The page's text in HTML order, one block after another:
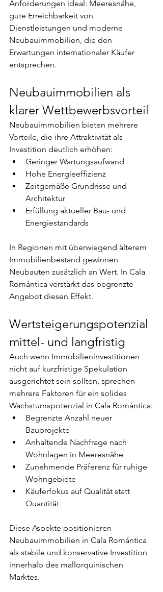
Anforderungen ideal: Meeresnähe,
gute Erreichbarkeit von
Dienstleistungen und moderne
Neubauimmobilien, die den
Erwartungen internationaler Käufer
entsprechen.
Neubauimmobilien als
klarer Wettbewerbsvorteil
Neubauimmobilien bieten mehrere
Vorteile, die ihre Attraktivität als
Investition deutlich erhöhen:
Geringer Wartungsaufwand
Hohe Energieeffizienz
Zeitgemäße Grundrisse und
Architektur
Erfüllung aktueller Bau- und
Energiestandards
In Regionen mit überwiegend älterem
Immobilienbestand gewinnen
Neubauten zusätzlich an Wert. In Cala
Romántica verstärkt das begrenzte
Angebot diesen Effekt.
Wertsteigerungspotenzial
mittel- und langfristig
Auch wenn Immobilieninvestitionen
nicht auf kurzfristige Spekulation
ausgerichtet sein sollten, sprechen
mehrere Faktoren für ein solides
Wachstumspotenzial in Cala Romántica:
Begrenzte Anzahl neuer
Bauprojekte
Anhaltende Nachfrage nach
Wohnlagen in Meeresnähe
Zunehmende Präferenz für ruhige
Wohngebiete
Käuferfokus auf Qualität statt
Quantität
Diese Aspekte positionieren
Neubauimmobilien in Cala Romántica
als stabile und konservative Investition
innerhalb des mallorquinischen
Marktes.